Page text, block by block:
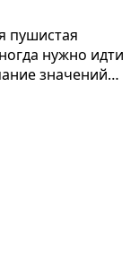
пушистая
нужно идти
значений